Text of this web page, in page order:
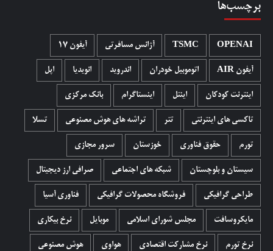
برچسب‌ها
OPENAI
TSMC آژانس مسافرتی آیفون 17
آیفون AIR اتوموبیل خودران اندروید انویدیا اپل
اینترنت کودکان اینتل اینستاگرام بانک مرکزی
تاکسی های اینترنتی تتر تراشه های هوش مصنوعی تسلا
تورم حقوق فناوری خوزستان سرور مجازی
سیستان و بلوچستان شبکه های اجتماعی صرافی ارز دیجیتال
طراحی گرافیکی فروشگاه محصولات گرافيکی فناوری آسیا
مایکروسافت مجلس شورای اسلامی موبایل نرخ بیکاری
نرخ تورم نرخ مشارکت اقتصادی هواوی هوش مصنوعی